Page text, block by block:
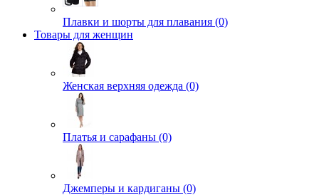
Плавки и шорты для плавания (0)
Товары для женщин
Женская верхняя одежда (0)
Платья и сарафаны (0)
Джемперы и кардиганы (0)